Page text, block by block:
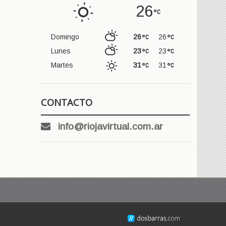
26
Domingo 26
26
Lunes
23
23
Martes
31
31
CONTACTO
info@riojavirtual.com.ar